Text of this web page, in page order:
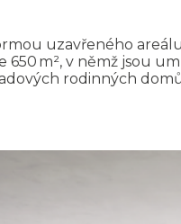
uzavřeného
650 m², v němž jsou
rodinných